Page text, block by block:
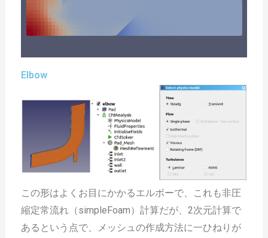
Elbow
この形はよくお目にかかるエルボーで、これも非圧
縮定常流れ（simpleFoam）計算だが、2次元計算で
あるという点で、メッシュの作成方法に一ひねりが